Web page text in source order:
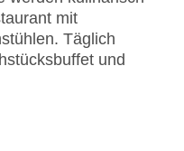
mit
Täglich
und